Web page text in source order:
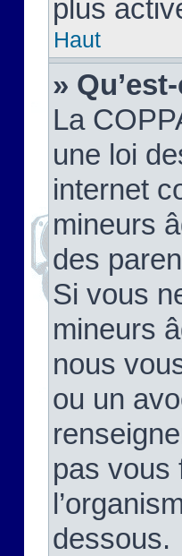
plus
Haut
»
La
une loi
internet
mineurs
des
Si vous
mineurs
nous
ou un
pas vous
dessous.